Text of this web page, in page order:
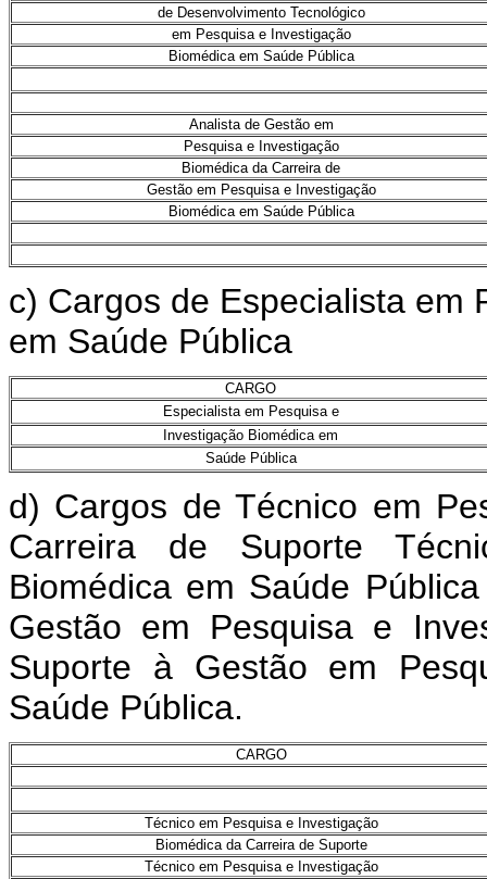
de Desenvolvimento Tecnológico
em Pesquisa e Investigação
Biomédica em Saúde Pública
Analista de Gestão em
Pesquisa e Investigação
Biomédica da Carreira de
Gestão em Pesquisa e Investigação
Biomédica em Saúde Pública
c) Cargos de Especialista em
em Saúde Pública
CARGO
Especialista em Pesquisa e
Investigação Biomédica em
Saúde Pública
d) Cargos de Técnico em
Carreira de Suporte
Biomédica em Saúde
Gestão em Pesquisa e
Suporte à Gestão em
Saúde Pública.
CARGO
Técnico em Pesquisa e Investigação
Biomédica da Carreira de Suporte
Técnico em Pesquisa e Investigação